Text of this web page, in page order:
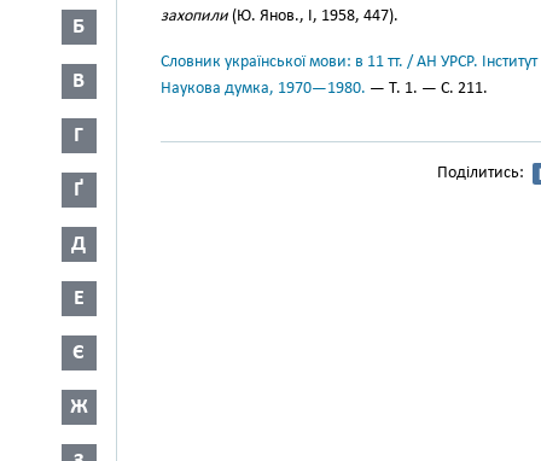
Б
В
Г
Ґ
Д
Е
Є
Ж
захопили (Ю. Янов., I, 1958, 447).
Словник української мови: в 11 тт. / АН УРСР.
Наукова думка, 1970—1980. — Т. 1. — С. 211.
Поділитись: